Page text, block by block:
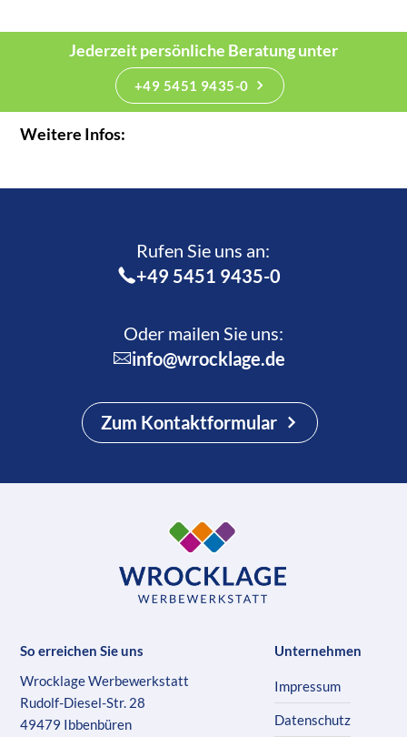
Jederzeit persönliche Beratung unter
+49 5451 9435-0
Weitere Infos:
Rufen Sie uns an:­
+49 5451 9435-0
Oder mailen Sie uns:
info@wrocklage.de
Zum Kontaktformular
So erreichen Sie uns
Wrocklage Werbewerkstatt
Rudolf-Diesel-Str. 28
49479 Ibbenbüren
Unternehmen
Impressum
Datenschutz